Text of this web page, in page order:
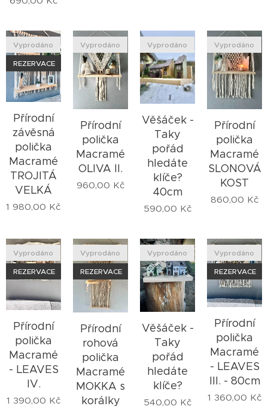
Přírodní
závěsná
polička
Macramé
TROJITÁ
VELKÁ
Vyprodáno
REZERVACE
1 980,00 Kč
Přírodní
polička
Macramé
OLIVA II.
Vyprodáno
960,00 Kč
Věšáček -
Taky
pořád
hledáte
klíče?
40cm
Vyprodáno
590,00 Kč
Přírodní
polička
Macramé
SLONOVÁ
KOST
Vyprodáno
860,00 Kč
Přírodní
polička
Macramé
- LEAVES
IV.
Vyprodáno
REZERVACE
1 390,00 Kč
Přírodní
rohová
polička
Macramé
MOKKA s
korálky
Vyprodáno
REZERVACE
Věšáček -
Taky
pořád
hledáte
klíče?
Vyprodáno
540,00 Kč
Přírodní
polička
Macramé
- LEAVES
III. - 80cm
Vyprodáno
REZERVACE
1 360,00 Kč